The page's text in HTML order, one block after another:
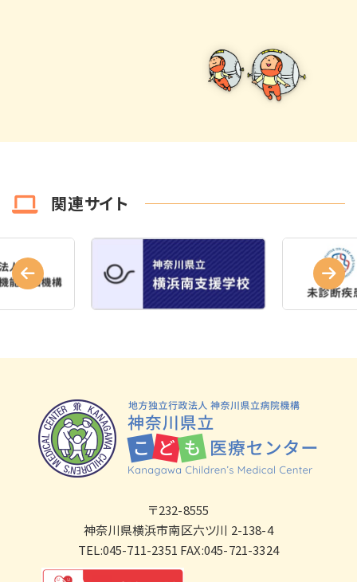
関連サイト
〒232-8555
神奈川県横浜市南区六ツ川 2-138-4
TEL:045-711-2351 FAX:045-721-3324